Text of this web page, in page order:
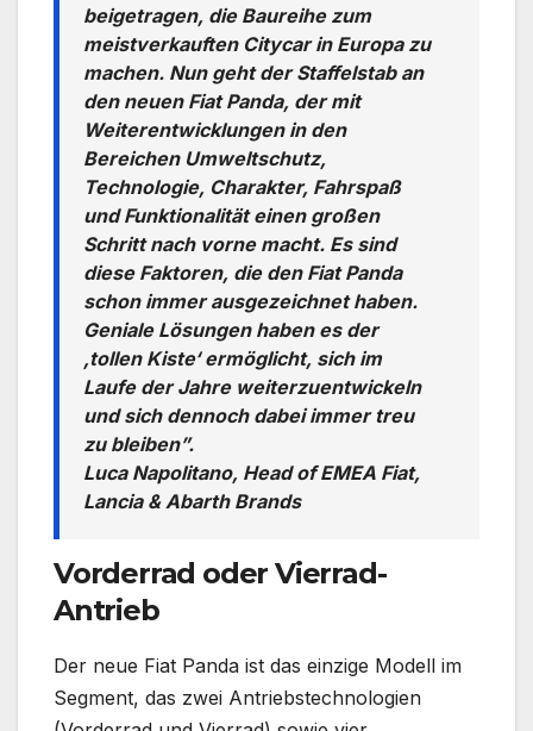
beigetragen, die Baureihe zum
meistverkauften Citycar in Europa zu
machen. Nun geht der Staffelstab an
den neuen Fiat Panda, der mit
Weiterentwicklungen in den
Bereichen Umweltschutz,
Technologie, Charakter, Fahrspaß
und Funktionalität einen großen
Schritt nach vorne macht. Es sind
diese Faktoren, die den Fiat Panda
schon immer ausgezeichnet haben.
Geniale Lösungen haben es der
‚tollen Kiste‘ ermöglicht, sich im
Laufe der Jahre weiterzuentwickeln
und sich dennoch dabei immer treu
zu bleiben”.
Luca Napolitano, Head of EMEA Fiat,
Lancia & Abarth Brands
Vorderrad oder Vierrad-
Antrieb
Der neue Fiat Panda ist das einzige Modell im
Segment, das zwei Antriebstechnologien